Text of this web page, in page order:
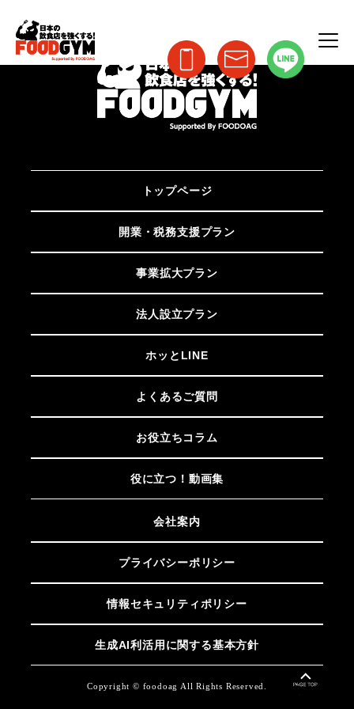
トップページ
開業・税務支援プラン
事業拡大プラン
法人設立プラン
ホッとLINE
よくあるご質問
お役立ちコラム
役に立つ！動画集
会社案内
プライバシーポリシー
情報セキュリティポリシー
生成AI利活用に関する基本方針
Copyright © foodoag All Rights Reserved.